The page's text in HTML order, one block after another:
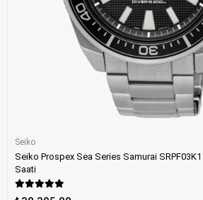
Seiko
Seiko Prospex Sea Series Samurai
Saati